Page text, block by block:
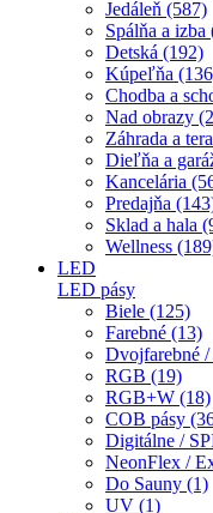
Jedáleň (587)
Spálňa a izba
Detská (192)
Kúpeľňa
Chodba a
Nad obrazy
Záhrada a
Dieľňa a
Kancelária
Predajňa
Sklad a hala
Wellness
LED
LED pásy
Biele (125)
Farebné (13)
Dvojfarebné
RGB (19)
RGB+W (18)
COB pásy
Digitálne /
NeonFlex /
Do Sauny (1)
UV (1)